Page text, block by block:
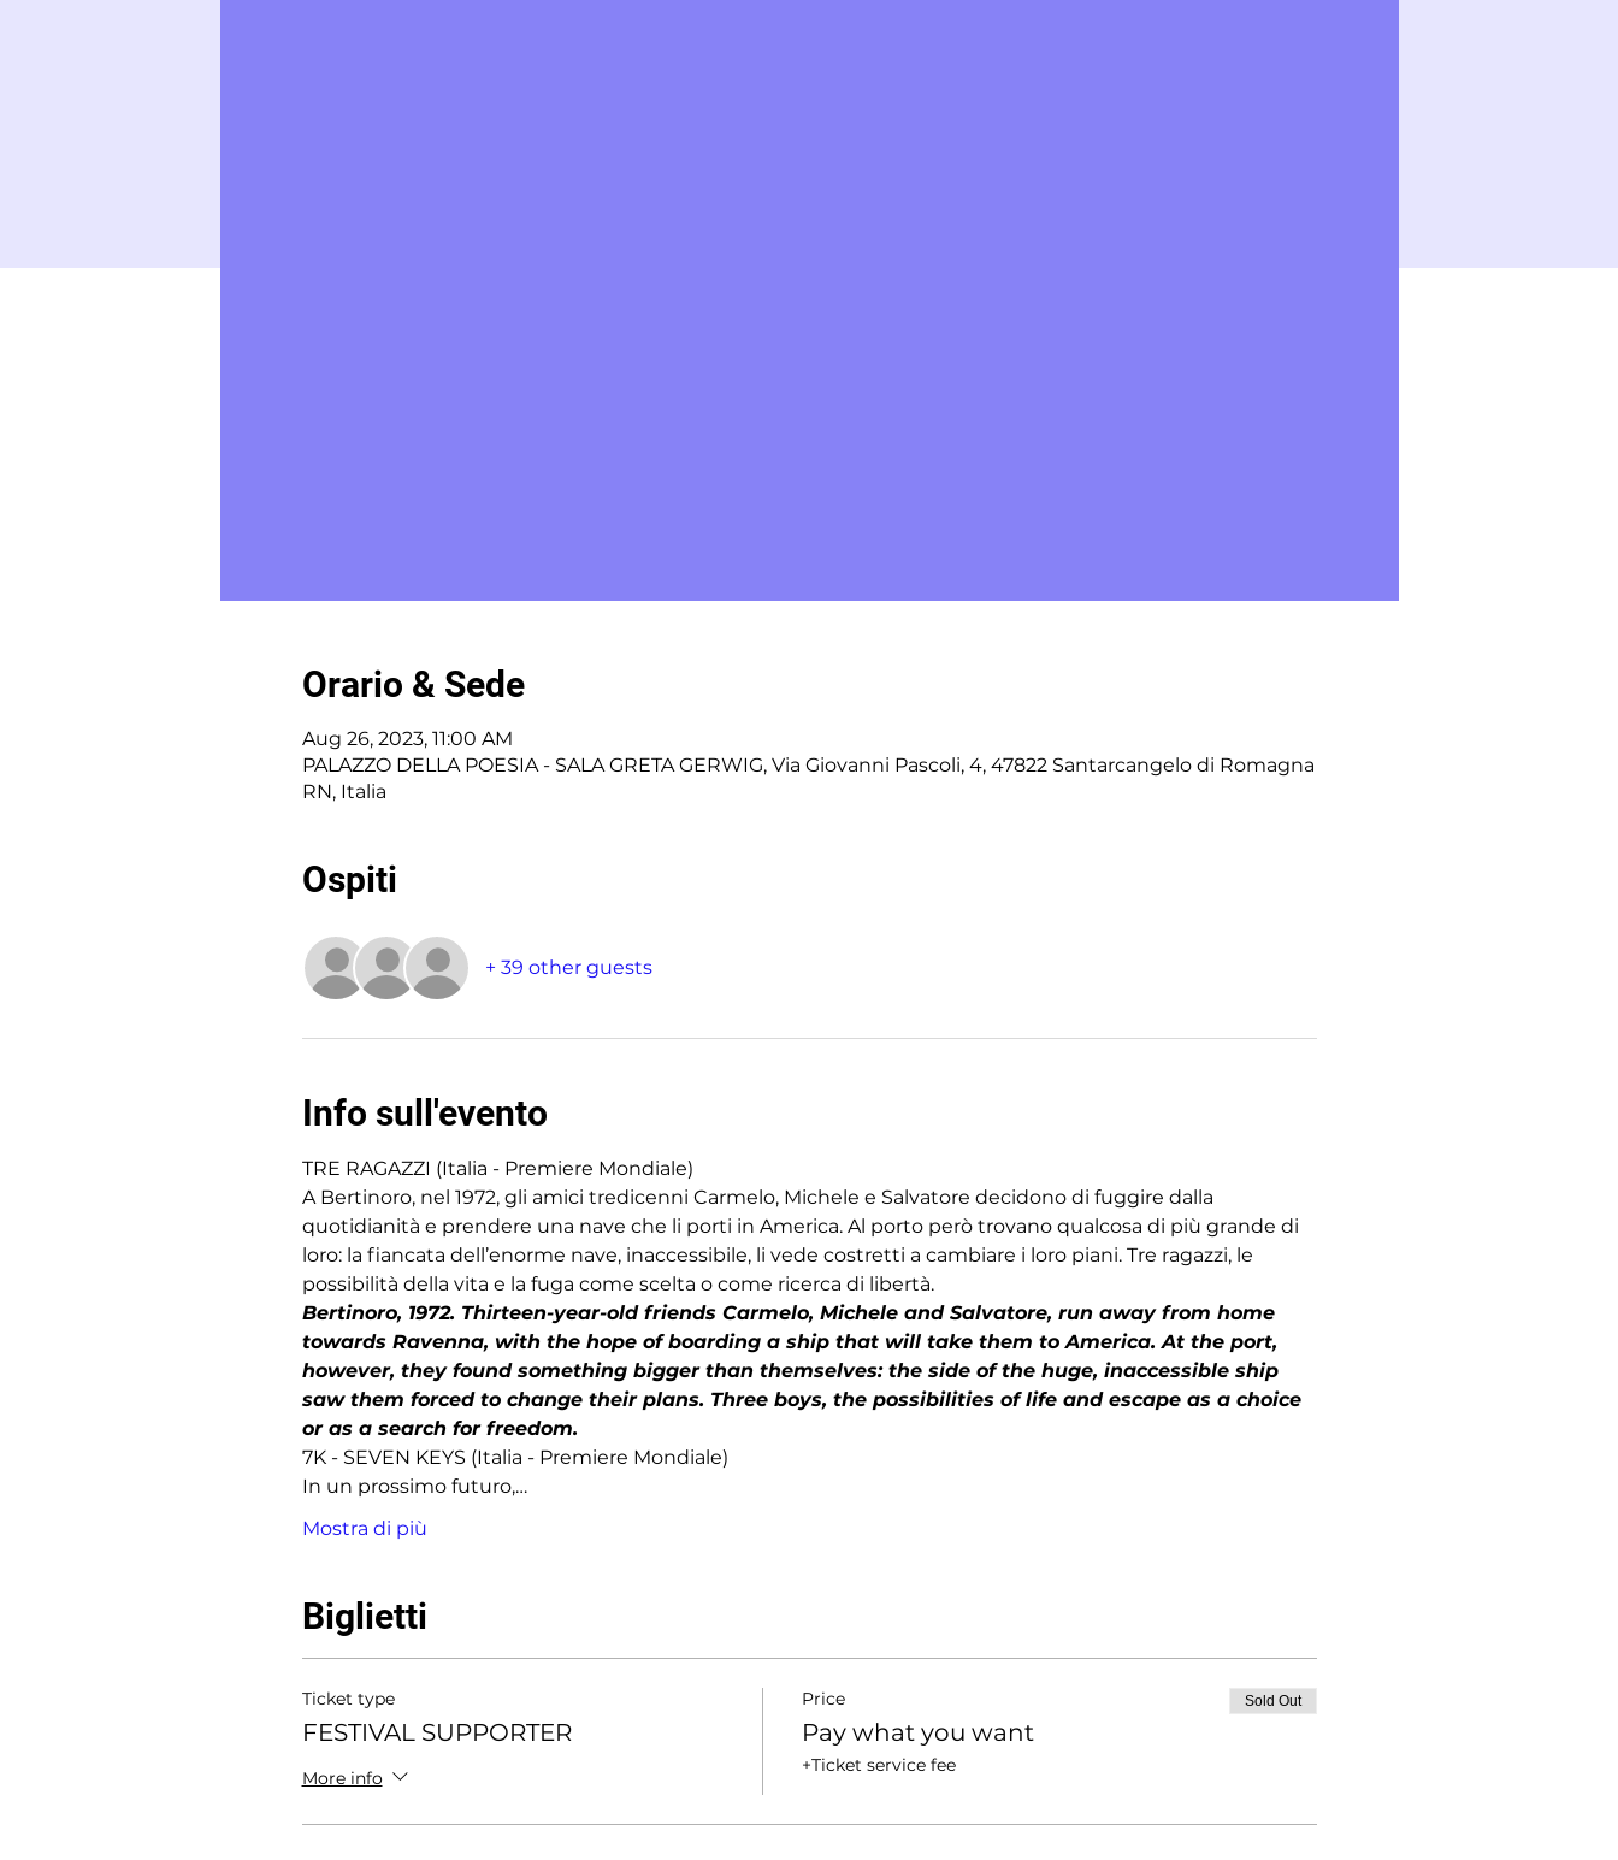
Orario & Sede
Aug 26, 2023, 11:00 AM
PALAZZO DELLA POESIA - SALA GRETA GERWIG, Via Giovanni Pascoli, 4, 47822 Santarcangelo di Romagna
RN, Italia
Ospiti
+ 39 other guests
Info sull'evento
TRE RAGAZZI (Italia - Premiere Mondiale)
A Bertinoro, nel 1972, gli amici tredicenni Carmelo, Michele e Salvatore decidono di fuggire dalla
quotidianità e prendere una nave che li porti in America. Al porto però trovano qualcosa di più grande di
loro: la fiancata dell’enorme nave, inaccessibile, li vede costretti a cambiare i loro piani. Tre ragazzi, le
possibilità della vita e la fuga come scelta o come ricerca di libertà.
Bertinoro, 1972. Thirteen-year-old friends Carmelo, Michele and Salvatore, run away from home
towards Ravenna, with the hope of boarding a ship that will take them to America. At the port,
however, they found something bigger than themselves: the side of the huge, inaccessible ship
saw them forced to change their plans. Three boys, the possibilities of life and escape as a choice
or as a search for freedom.
7K - SEVEN KEYS (Italia - Premiere Mondiale)
In un prossimo futuro,…
Mostra di più
Biglietti
Ticket type
FESTIVAL SUPPORTER
More info
Price
Pay what you want
+Ticket service fee
Sold Out